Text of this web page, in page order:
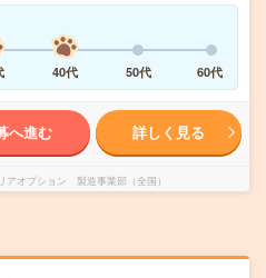
40代 50代 60代
へ進む 詳しく見る
アオプション 製造事業部（全国）